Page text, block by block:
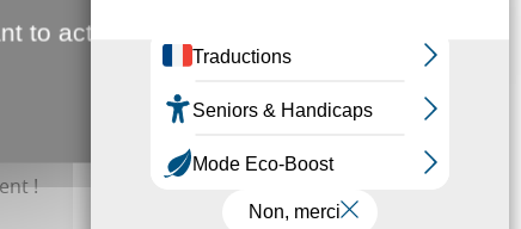
de Brigands.
l'enfant d'un couple fortuné afin d'obtenir une
la bravoure de notre héros, qui fera tout
leur plan. Une aventure dynamique à
!
to activate